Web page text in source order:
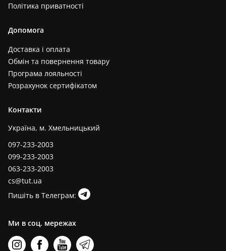
Політика приватності
Допомога
Доставка і оплата
Обмін та повернення товару
Програма лояльності
Розрахунок сертифікатом
Контакти
Україна, м. Хмельницький
097-233-2003
099-233-2003
063-233-2003
cs@tut.ua
Пишіть в Телеграм:
Ми в соц. мережах